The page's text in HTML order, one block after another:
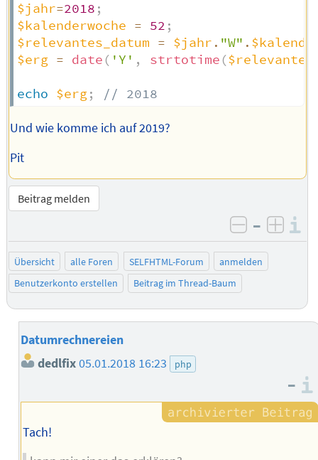
$jahr=2018 ;
$kalenderwoche = 52 ;
$relevantes_datum = $jahr . "W" .
$erg = date ( 'Y' , strtotime (
echo $erg; // 2018
Und wie komme ich auf 2019?
Pit
Beitrag melden
negativ
–
Übersicht alle Foren SELFHTML-Forum
anmelden
Benutzerkonto erstellen
Beitrag im Thread-Baum
Datumrechnereien
dedlfix05.01.2018 16:23 php
–
Tach!